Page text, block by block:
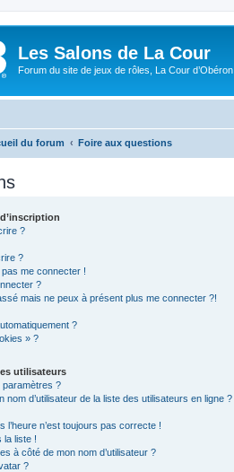
Les Salons de La Cour
Forum du site de jeux de rôles, La Cour d’Obéron
du forum Foire aux questions
?
?
me connecter !
?
mais ne peux à présent plus me connecter ?!
?
» ?
utilisateurs
paramètres ?
nom d’utilisateur de la liste des utilisateurs en ligne ?
l’heure n’est toujours pas correcte !
la liste !
à côté de mon nom d’utilisateur ?
?